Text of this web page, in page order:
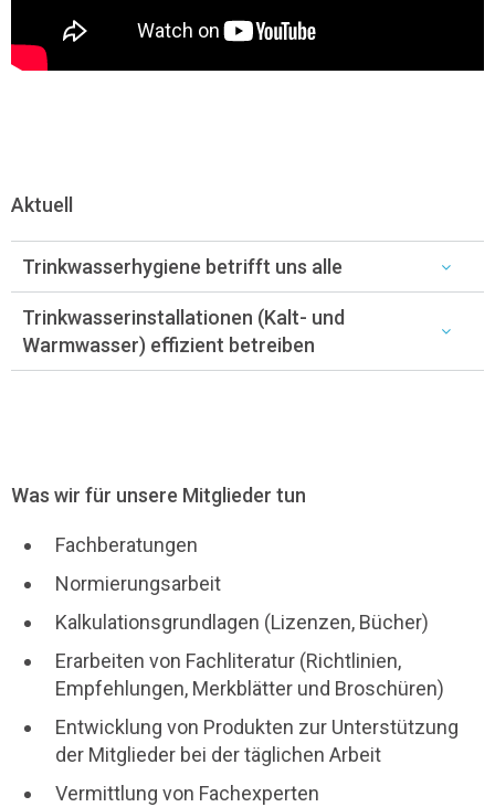
Aktuell
Trinkwasserhygiene betrifft uns alle
Trinkwasserinstallationen (Kalt- und
Warmwasser) effizient betreiben
Was wir für unsere Mitglieder tun
Fachberatungen
Normierungsarbeit
Kalkulationsgrundlagen (Lizenzen, Bücher)
Erarbeiten von Fachliteratur (Richtlinien,
Empfehlungen, Merkblätter und Broschüren)
Entwicklung von Produkten zur Unterstützung
der Mitglieder bei der täglichen Arbeit
Vermittlung von Fachexperten